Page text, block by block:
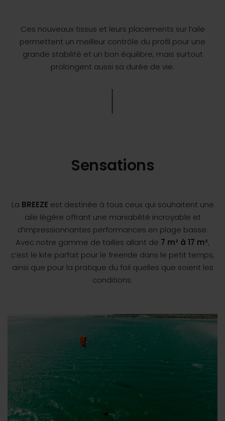
Ces nouveaux tissus et leurs placements sur l’aile
permettent un meilleur contrôle du profil pour une
grande stabilité et un bon équilibre, mais surtout
prolongent aussi sa durée de vie.
Sensations
La BREEZE est destinée à tous ceux qui souhaitent une
aile légère offrant une maniabilité incroyable et
d’impressionnantes performances en plage basse.
Avec notre gamme de tailles allant de 7 m² à 17 m²,
c’est le kite parfait pour le freeride dans le petit temps,
ainsi que pour la pratique du foil quelles que soient les
conditions.